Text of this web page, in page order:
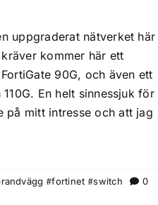
uppgraderat nätverket här
kommer här ett
90G, och även ett
En helt sinnessjuk för
på mitt intresse och att jag
fortinet switch
0